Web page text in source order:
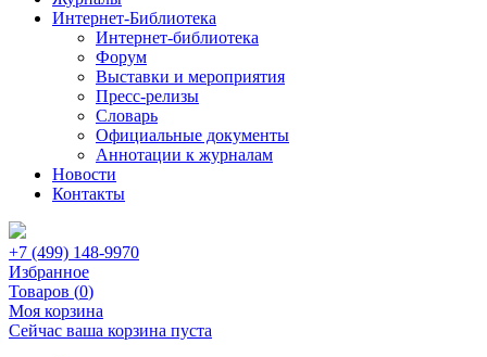
Интернет-Библиотека
Интернет-библиотека
Форум
Выставки и мероприятия
Пресс-релизы
Словарь
Официальные документы
Аннотации к журналам
Новости
Контакты
+7 (499) 148-9970
Избранное
Товаров (0)
Моя корзина
Сейчас ваша корзина пуста